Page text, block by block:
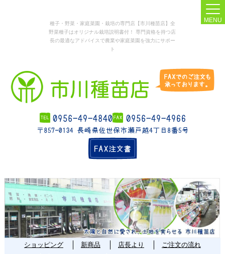
種子・野菜・家庭菜園・栽培の専門店【市川種苗店】全
野菜種子はオリジナル栽培説明書付！ 専門資格を持つ店
長の最適なアドバイスで農業や家庭菜園を強力にサポー
ト
MENU
ショッピング 新商品 店長より
ご注文の流れ